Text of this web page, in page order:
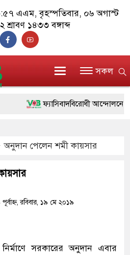
এএম, বৃহস্পতিবার, ০৬ অগাস্ট
১৪৩৩ বঙ্গাব্দ
সকল
ফ্যাসিবাদবিরোধী আন্দোলনে
মাননীয় প্রধানমন্ত্রী, মন্ত্রীবর্গ ও
জনগণ পরিবর্তন চেয়েছে বলেই
মিরপুর মডেল থানার অভিযানে
অনুদান পেলেন শমী কায়সার
রবিবার, ১৯ মে ২০১৯
নির্মাণে সরকারের অনুদান এবার